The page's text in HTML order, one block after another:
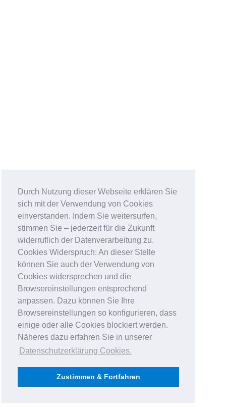
Durch Nutzung dieser Webseite erklären Sie
sich mit der Verwendung von Cookies
einverstanden. Indem Sie weitersurfen,
stimmen Sie – jederzeit für die Zukunft
widerruflich der Datenverarbeitung zu.
Cookies Widerspruch: An dieser Stelle
können Sie auch der Verwendung von
Cookies widersprechen und die
Browsereinstellungen entsprechend
anpassen. Dazu können Sie Ihre
Browsereinstellungen so konfigurieren, dass
einige oder alle Cookies blockiert werden.
Näheres dazu erfahren Sie in unserer
Datenschutzerklärung Cookies.
Zustimmen & Fortfahren